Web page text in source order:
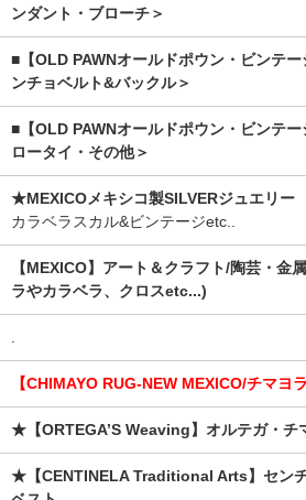
ンダント・ブローチ＞
■【OLD PAWNオールドポウン・ビンテ
ンチョベルト&バックル＞
■【OLD PAWNオールドポウン・ビンテ
ロータイ・その他＞
★MEXICOメキシコ製SILVERジュエリー
カラベラスカル&ビンテージetc..
【MEXICO】アート＆クラフト/陶芸・金
ラやカラベラ、クロスetc...)
【CHIMAYO RUG-NEW MEXICO/チマヨ
★【ORTEGA’S Weaving】オルテガ・チ
★【CENTINELA Traditional Arts】セン